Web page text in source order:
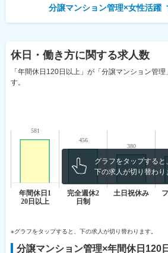
分譲マンション管理×女性活躍
休日・働き方に関する求人数
「年間休日120日以上」が「分譲マンション管
す。
グラフをタップすると
下の求人が切り替わり
※グラフをタップすると、下の求人が切り替わります。
分譲マンション管理×年間休日120